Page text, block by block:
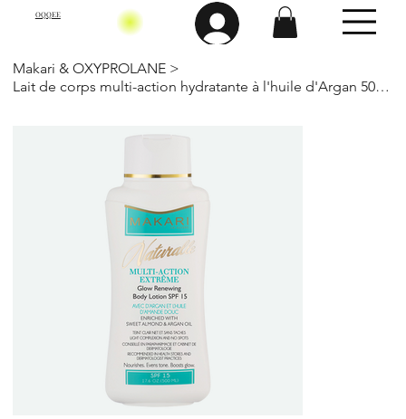
OQQEE
Makari & OXYPROLANE >
Lait de corps multi-action hydratante à l'huile d'Argan 500 Ml-Makari